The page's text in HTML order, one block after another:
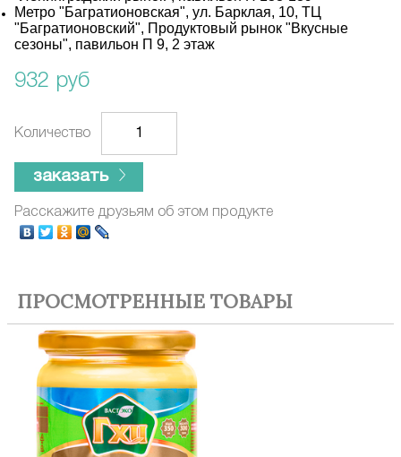
Метро "Багратионовская", ул. Барклая, 10, ТЦ
"Багратионовский", Продуктовый рынок "Вкусные
сезоны", павильон П 9, 2 этаж
932 руб
Количество
заказать
Расскажите друзьям об этом продукте
ПРОСМОТРЕННЫЕ ТОВАРЫ